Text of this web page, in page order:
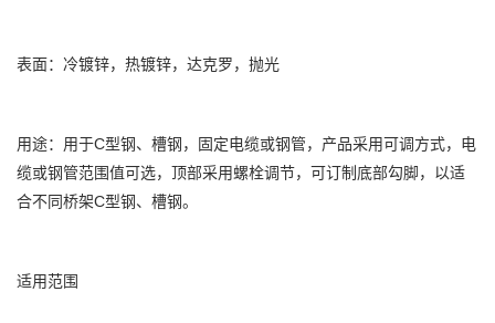
表面：冷镀锌，热镀锌，达克罗，抛光
用途：用于C型钢、槽钢，固定电缆或钢管，产品采用可调方式，电
缆或钢管范围值可选，顶部采用螺栓调节，可订制底部勾脚，以适
合不同桥架C型钢、槽钢。
适用范围